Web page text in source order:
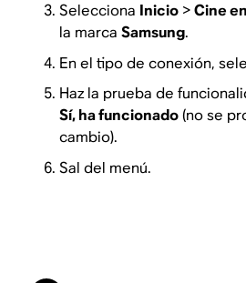
Selecciona Inicio >Cine
la marcaSamsung.
En el tipo de conexión,
Haz la prueba de
Sí, ha funcionado(no se
cambio).
Sal del menú.